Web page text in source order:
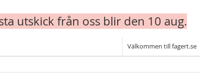
utskick från oss blir den 10 aug.
Välkommen till fagert.se